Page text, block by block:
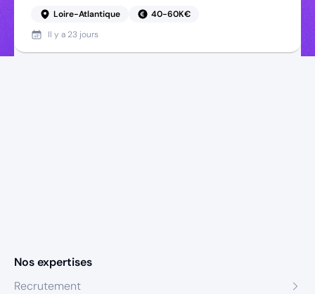
Loire-Atlantique
40-60K€
Il y a 23 jours
Nos expertises
Recrutement